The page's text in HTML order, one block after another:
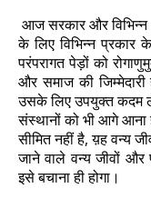
आज सरकार और
के लिए विभिन्न
परंपरागत पेड़ों को
और समाज की
उसके लिए उपयुक्त कदम
संस्थानों को भी आगे
सीमित नहीं है, य़ह वन्य
जाने वाले वन्य जीवों और
इसे बचाना ही होगा।